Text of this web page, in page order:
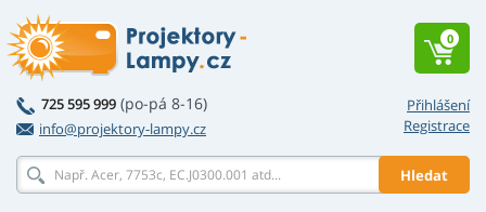
Přihlášení
Registrace
725 595 999 (po-pá 8-16)
info@projektory-lampy.cz
Hledat
0